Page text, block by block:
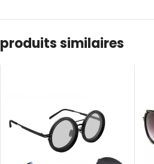
produits similaires